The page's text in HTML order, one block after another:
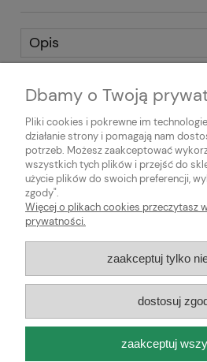
Opis
OZDOBĄ SĄ NATURALNE KORALE.
DŁUGOŚĆ 20 cm. SZEROKOŚĆ- 2,2
POLECAM.
O nas
Pomoc
Moje konto
Biżuteria vintage i antyki AN-WIT |
Dbamy o Twoją
Pliki cookies i pokrewne im
działanie strony i pomagają nam
potrzeb. Możesz zaakceptować
wszystkich tych plików i przejść do
użycie plików do swoich preferencji,
zgody".
Więcej o plikach cookies przeczytasz
prywatności.
zaakceptuj tylko
dostosuj
zaakceptuj